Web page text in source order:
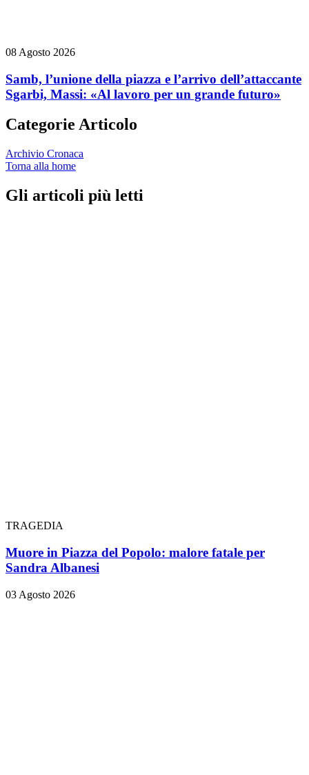
08 Agosto 2026
Samb, l’unione della piazza e l’arrivo dell’attaccante
Sgarbi, Massi: «Al lavoro per un grande futuro»
Categorie Articolo
Archivio Cronaca
Torna alla home
Gli articoli più letti
TRAGEDIA
Muore in Piazza del Popolo: malore fatale per
Sandra Albanesi
03 Agosto 2026